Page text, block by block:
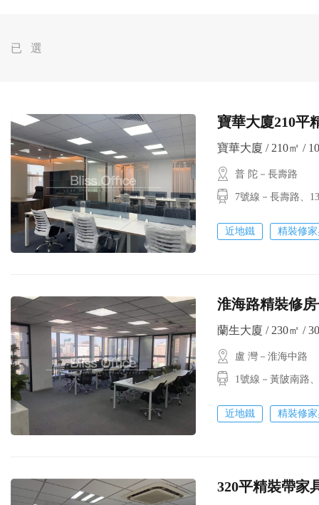
已 選
寶華大廈210平
寶華大廈 / 210㎡ /
普 陀－長壽路
7號線－長壽路
近地鐵 精裝修
淮海路精裝修
蘭生大廈 / 230㎡ /
盧 灣－淮海中路
1號線－黃陂南路
近地鐵 精裝修
320平精裝帶家